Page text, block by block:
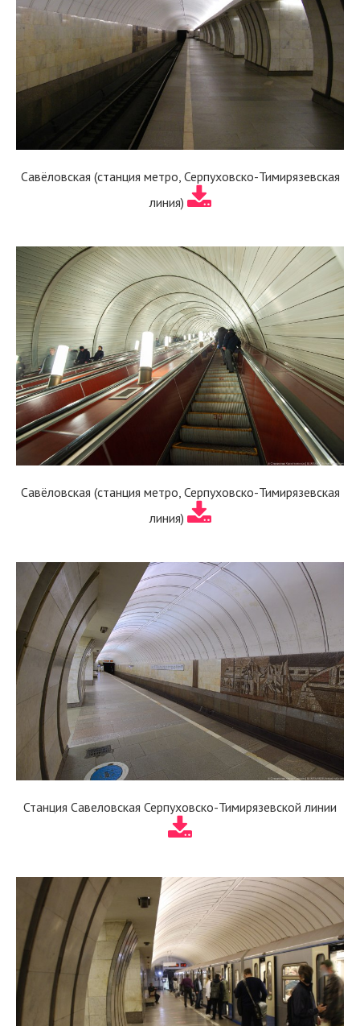
Савёловская (станция метро, Серпуховско-Тимирязевская
линия)
Савёловская (станция метро, Серпуховско-Тимирязевская
линия)
Станция Савеловская Серпуховско-Тимирязевской линии